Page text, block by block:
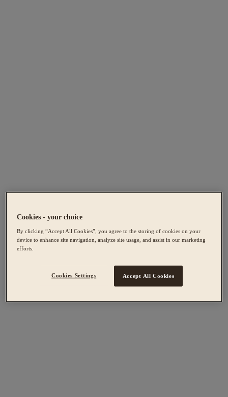
Cookies - your choice
By clicking “Accept All Cookies”, you agree to the storing of cookies on your
device to enhance site navigation, analyze site usage, and assist in our marketing
efforts.
Cookies Settings Accept All Cookies